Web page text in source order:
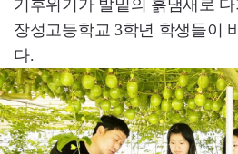
기후위기가 발밑의 흙냄새로
장성고등학교 3학년 학생들이
다.